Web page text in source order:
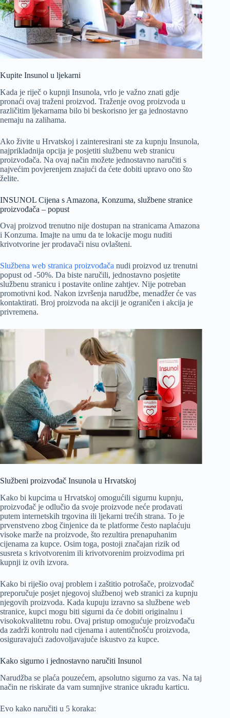
Kupite Insunol u ljekarni
Kada je riječ o kupnji Insunola, vrlo je važno znati gdje
pronaći ovaj traženi proizvod. Traženje ovog proizvoda u
različitim ljekarnama bilo bi beskorisno jer ga jednostavno
nemaju na zalihama.
Ako živite u Hrvatskoj i zainteresirani ste za kupnju Insunola,
najprikladnija opcija je posjetiti službenu web stranicu
proizvođača. Na ovaj način možete jednostavno naručiti s
najvećim povjerenjem znajući da ćete dobiti upravo ono što
želite.
INSUNOL Cijena s Amazona, Konzuma, službene stranice
proizvođača – popust
Ovaj proizvod trenutno nije dostupan na stranicama Amazona
i Konzuma. Imajte na umu da te lokacije mogu nuditi
krivotvorine jer prodavači nisu ovlašteni.
Službena web stranica proizvođača nudi proizvod uz trenutni
popust od -50%. Da biste naručili, jednostavno posjetite
službenu stranicu i postavite online zahtjev. Nije potreban
promotivni kod. Nakon izvršenja narudžbe, menadžer će vas
kontaktirati. Broj proizvoda na akciji je ograničen i akcija je
privremena.
Službeni proizvođač Insunola u Hrvatskoj
Kako bi kupcima u Hrvatskoj omogućili sigurnu kupnju,
proizvođač je odlučio da svoje proizvode neće prodavati
putem internetskih trgovina ili ljekarni trećih strana. To je
prvenstveno zbog činjenice da te platforme često naplaćuju
visoke marže na proizvode, što rezultira prenapuhanim
cijenama za kupce. Osim toga, postoji značajan rizik od
susreta s krivotvorenim ili krivotvorenim proizvodima pri
kupnji iz ovih izvora.
Kako bi riješio ovaj problem i zaštitio potrošače, proizvođač
preporučuje posjet njegovoj službenoj web stranici za kupnju
njegovih proizvoda. Kada kupuju izravno sa službene web
stranice, kupci mogu biti sigurni da će dobiti originalnu i
visokokvalitetnu robu. Ovaj pristup omogućuje proizvođaču
da zadrži kontrolu nad cijenama i autentičnošću proizvoda,
osiguravajući zadovoljavajuće iskustvo za kupce.
Kako sigurno i jednostavno naručiti Insunol
Narudžba se plaća pouzećem, apsolutno sigurno za vas. Na taj
način ne riskirate da vam sumnjive stranice ukradu karticu.
Evo kako naručiti u 5 koraka: